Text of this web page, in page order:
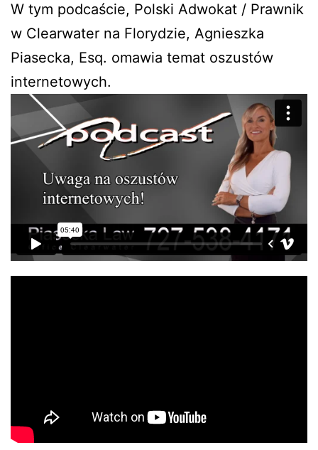
W tym podcaście, Polski Adwokat / Prawnik
w Clearwater na Florydzie, Agnieszka
Piasecka, Esq. omawia temat oszustów
internetowych.